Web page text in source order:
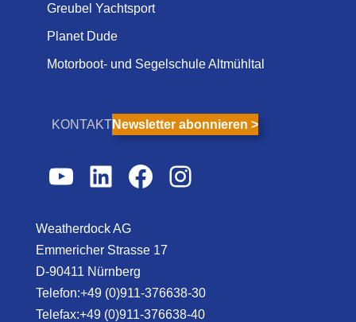
Greubel Yachtsport
Planet Dude
Motorboot- und Segelschule Altmühltal
KONTAKTNewsletter abonnieren >
YouTube
LinkedIn
Facebook
Instagram
Weatherdock AG
Emmericher Strasse 17
D-90411 Nürnberg
Telefon:+49 (0)911-376638-30
Telefax:+49 (0)911-376638-40